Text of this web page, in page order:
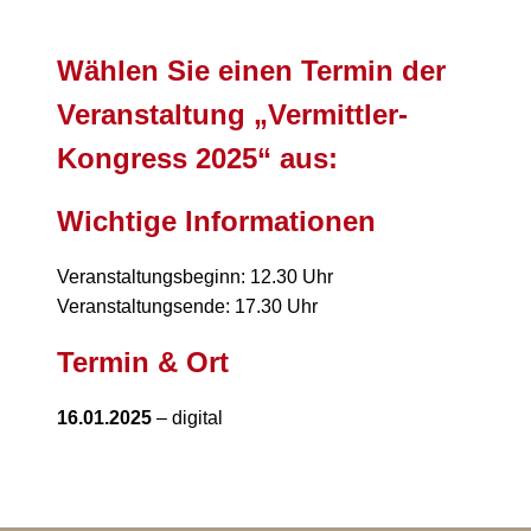
Wählen Sie einen Termin der
Veranstaltung „Vermittler-
Kongress 2025“ aus:
Wichtige Informationen
Veranstaltungsbeginn: 12.30 Uhr
Veranstaltungsende: 17.30 Uhr
Termin & Ort
16.01.2025 – digital